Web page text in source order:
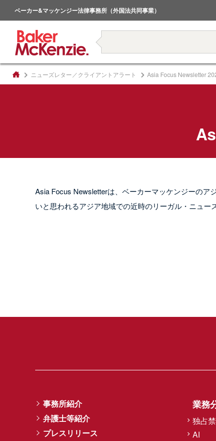
ベーカー&マッケンジー法律事務所（外国法共同事業）
著書
ニューズレター／クライアントアラート Asia Focus Newsletter
Asia Focus Newsletterは、ベーカーマッケンジーの
いと思われるアジア地域での近時のリーガル・ニュー
事務所紹介
弁護士等紹介
プレスリリース
業務
独占
AI